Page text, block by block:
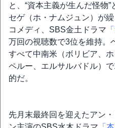
と、“資本主義が生んだ怪物
セゲ（ホ・ナムジュン）が
コメディ、SBS金土ドラマ
万回の視聴数で3位を維持。
すべて中南米（ボリビア、
ペルー、エルサルバドル）
的だ。
先月末最終回を迎えたアン